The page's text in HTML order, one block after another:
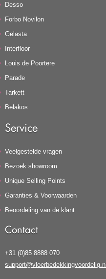
Desso
Forbo Novilon
Gelasta
Interfloor
Louis de Poortere
Parade
Tarkett
Belakos
Service
Veelgestelde vragen
Bezoek showroom
Unique Selling Points
Garanties & Voorwaarden
Beoordeling van de klant
Contact
+31 (0)85 8888 070
support@vloerbedekkingvoordelig.nl